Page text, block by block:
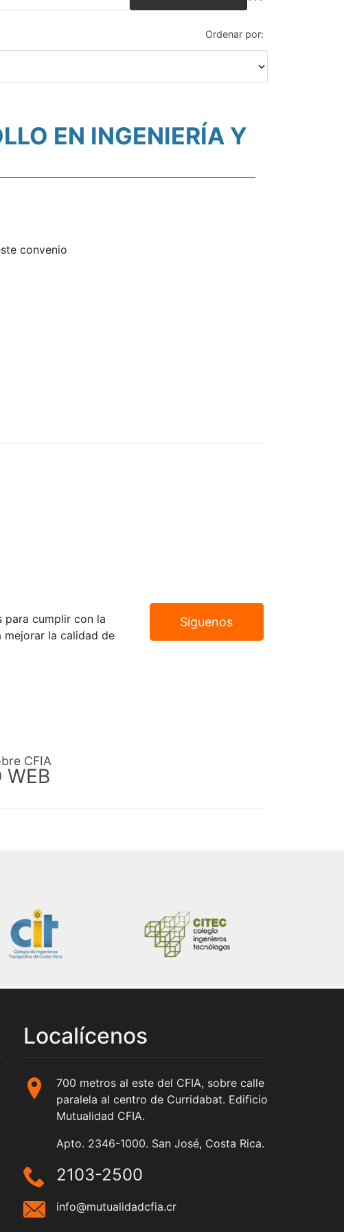
Ordenar por:
EN INGENIERÍA Y
convenio
para cumplir con la
la calidad de
Síguenos
CFIA
WEB
Localícenos
700 metros al este del CFIA, sobre calle
paralela al centro de Curridabat. Edificio
Mutualidad CFIA.
Apto. 2346-1000. San José, Costa Rica.
2103-2500
info@mutualidadcfia.cr